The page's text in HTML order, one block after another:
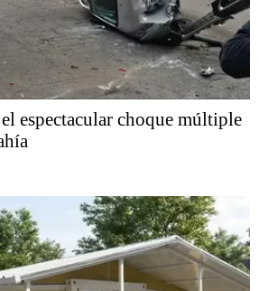
espectacular choque múltiple